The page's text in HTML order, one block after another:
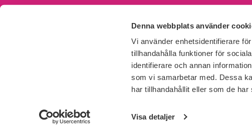
Denna webbplats använder
Vi använder enhetsidentifierare
tillhandahålla funktioner för
identifierare och annan
som vi samarbetar med. Dessa
har tillhandahållit eller som de
Visa detaljer